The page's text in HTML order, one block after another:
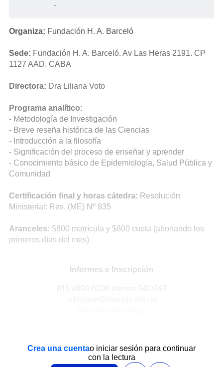
-
Organiza: Fundación H. A. Barceló
Sede: Fundación H. A. Barceló. Av Las Heras 2191. CP
1127 AAD. CABA
Directora: Dra Liliana Voto
Programa analítico:
- Metodología de Investigación
- Breve reseña histórica de las Ciencias
- Introducción a la filosofía
- Significación del proceso de enseñar y aprender
- Conocimiento básico de Epidemiología, Salud Pública y
Comunidad
Certificación final y horas cátedra: Resolución
Ministerial: Res. (ME) Nº 835
Aranceles: $800 matrícula y $800 cuota (abonando los
primeros días del mes)
Informes e Inscripción
Crea una cuentao iniciar sesión para continuar
con la lectura